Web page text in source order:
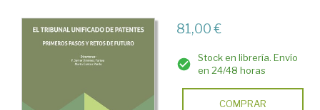
81,00 €
Stock en librería. Envío
en 24/48 horas
COMPRAR